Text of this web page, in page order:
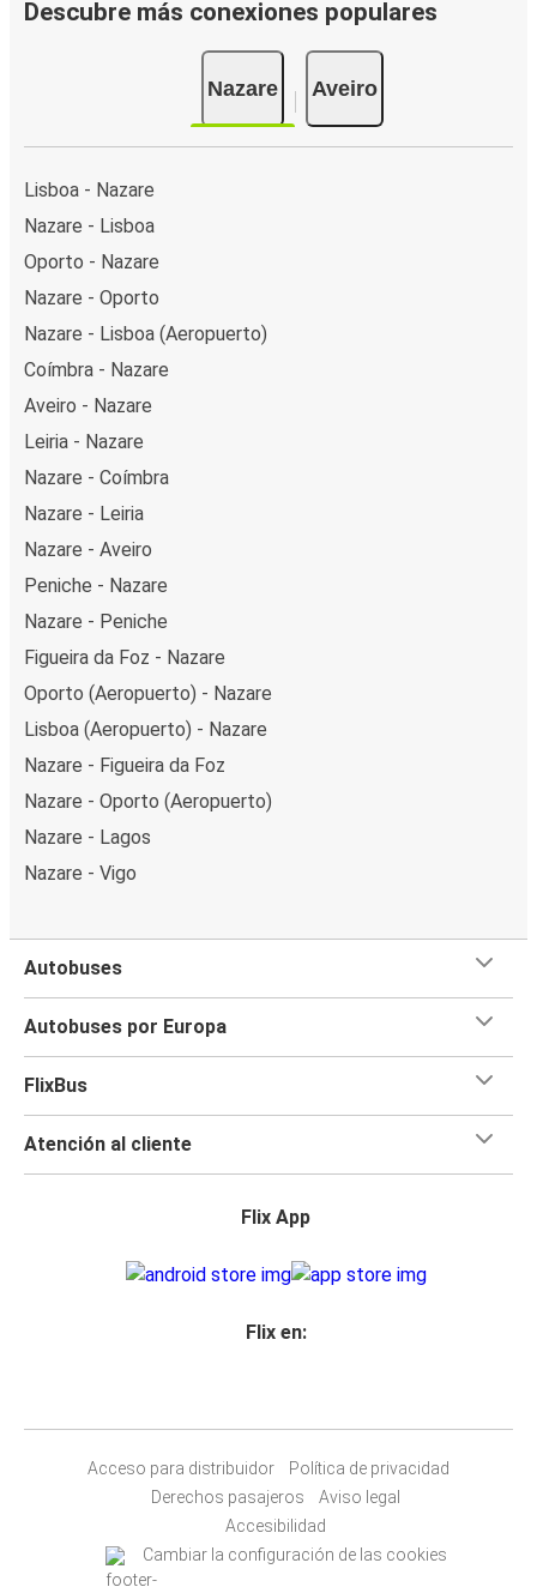
Descubre más conexiones populares
Nazare Aveiro
Lisboa - Nazare
Nazare - Lisboa
Oporto - Nazare
Nazare - Oporto
Nazare - Lisboa (Aeropuerto)
Coímbra - Nazare
Aveiro - Nazare
Leiria - Nazare
Nazare - Coímbra
Nazare - Leiria
Nazare - Aveiro
Peniche - Nazare
Nazare - Peniche
Figueira da Foz - Nazare
Oporto (Aeropuerto) - Nazare
Lisboa (Aeropuerto) - Nazare
Nazare - Figueira da Foz
Nazare - Oporto (Aeropuerto)
Nazare - Lagos
Nazare - Vigo
Autobuses
Autobuses por Europa
FlixBus
Atención al cliente
Flix App
Flix en:
Acceso para distribuidor
Política de privacidad
Derechos pasajeros
Aviso legal
Accesibilidad
Cambiar la configuración de las cookies